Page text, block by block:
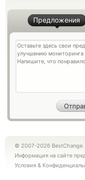
Предложения
© 2007-2026 BestChange.
Информация на сайте
Условия &